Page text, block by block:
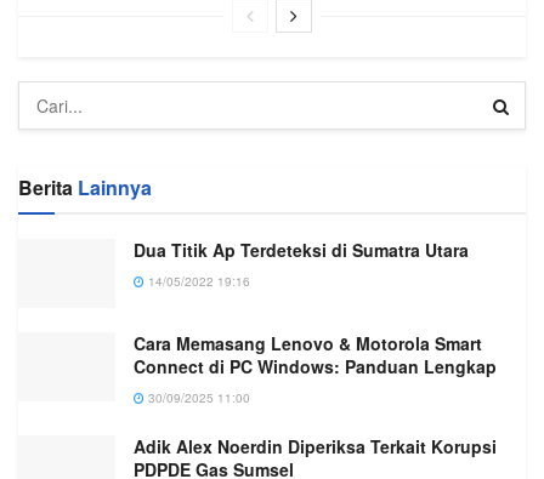
Berita Lainnya
Dua Titik Ap Terdeteksi di Sumatra Utara
14/05/2022 19:16
Cara Memasang Lenovo & Motorola Smart
Connect di PC Windows: Panduan Lengkap
30/09/2025 11:00
Adik Alex Noerdin Diperiksa Terkait Korupsi
PDPDE Gas Sumsel